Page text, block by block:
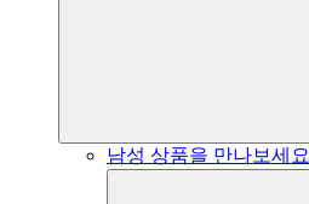
남성 상품을 만나보세요